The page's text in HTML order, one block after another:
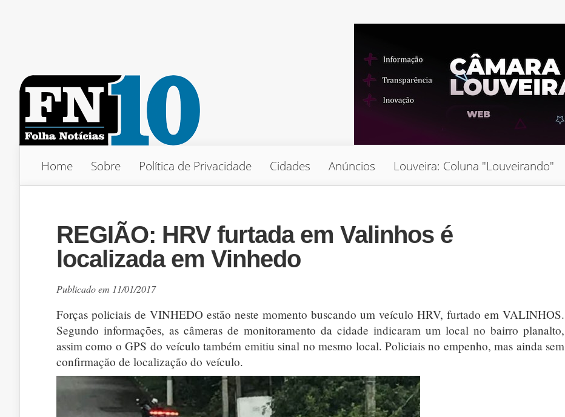
Home Sobre Política de Privacidade Cidades Anúncios Louveira: Coluna "Louveirando"
REGIÃO: HRV furtada em Valinhos é
localizada em Vinhedo
Publicado em 11/01/2017
Forças policiais de VINHEDO estão neste momento buscando um veículo HRV, furtado em VALINHOS.
Segundo informações, as câmeras de monitoramento da cidade indicaram um local no bairro planalto,
assim como o GPS do veículo também emitiu sinal no mesmo local. Policiais no empenho, mas ainda sem
confirmação de localização do veículo.